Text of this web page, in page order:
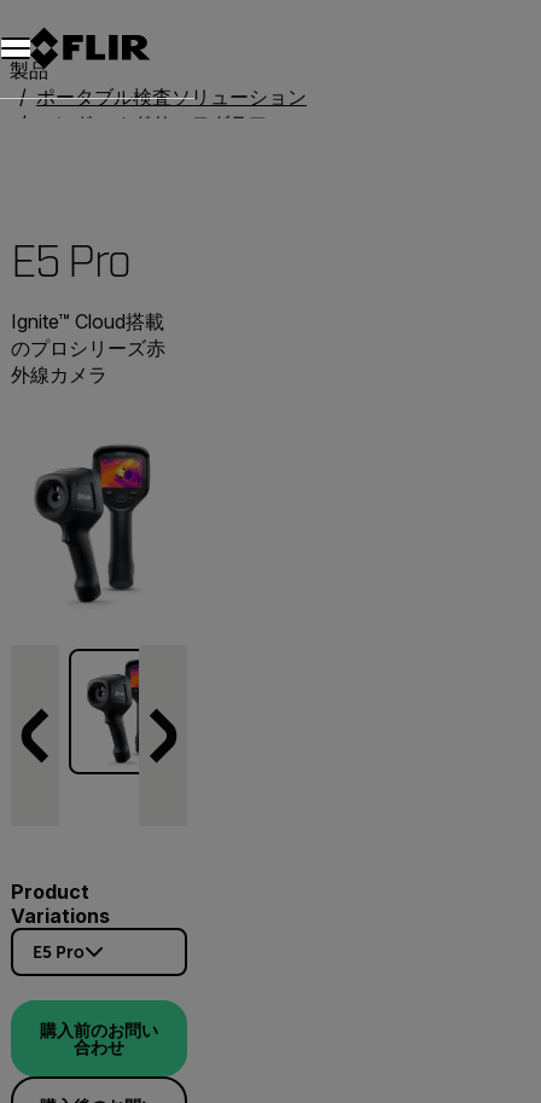
製品
ポータブル検査ソリューション
ハンドヘルドサーモグラフィカメラ
E5 Pro
Ignite™ Cloud搭載
のプロシリーズ赤
外線カメラ
Product
Variations
E5 Pro
購入前のお問い
合わせ